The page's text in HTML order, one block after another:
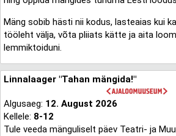
Mäng sobib hästi nii kodus, lasteaias kui
tööleht välja, võta pliiats kätte ja aita
lemmiktoiduni.
Linnalaager "Tahan mängida!"
Algusaeg: 12. August 2026
Kellele: 8-12
Tule veeda mänguliselt päev Teatri- ja